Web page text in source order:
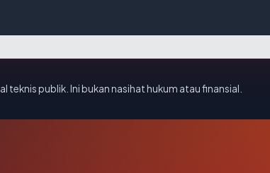
teknis publik. Ini bukan nasihat hukum atau finansial.